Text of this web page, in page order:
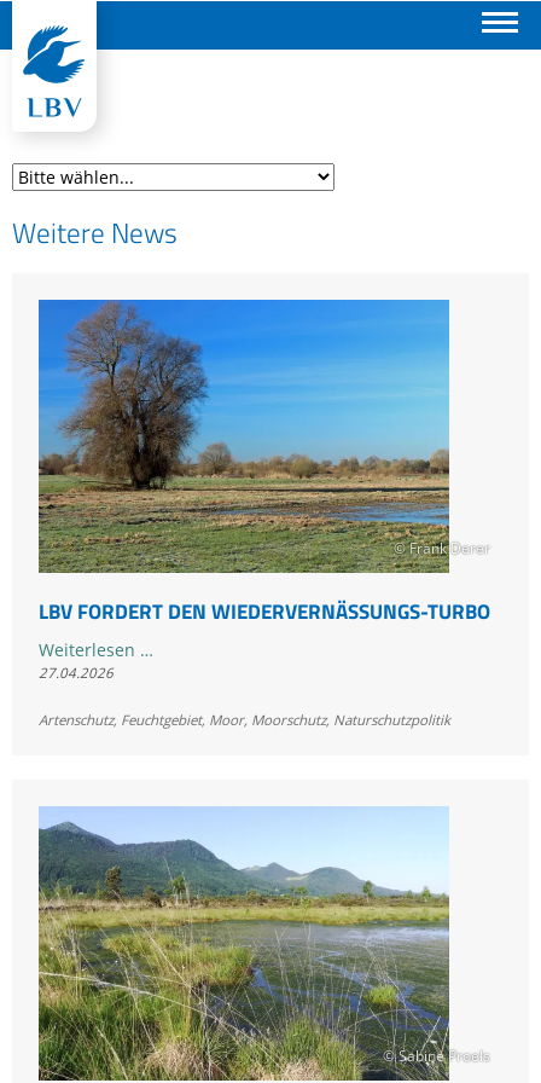
Weitere News
© Frank Derer
LBV FORDERT DEN WIEDERVERNÄSSUNGS-TURBO
Weiterlesen …LBV
Wiedervernässungs-
27.04.2026
Artenschutz, Feuchtgebiet, Moor, Moorschutz, Naturschutzpolitik
© Sabine Proels